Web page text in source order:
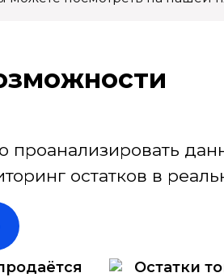
проанализировать
остатков в
Остатки